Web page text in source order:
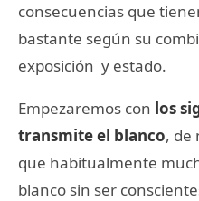
consecuencias que
bastante según su
exposición y estado.
Empezaremos con los
transmite el blanco, de
que habitualmente
blanco sin ser